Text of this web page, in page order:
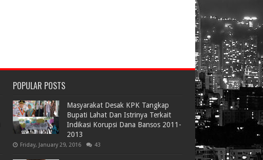
POPULAR POSTS
Masyarakat Desak KPK Tangkap
Bupati Lahat Dan Istrinya Terkait
Indikasi Korupsi Dana Bansos 2011-
2013
Friday, January 29, 2016 43